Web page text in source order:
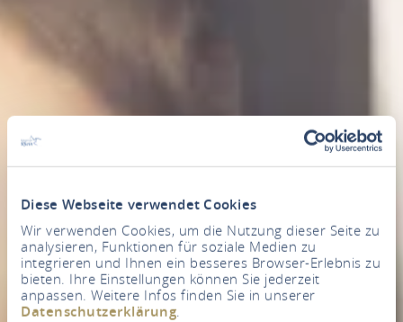
Diese Webseite verwendet Cookies
Wir verwenden Cookies, um die Nutzung dieser Seite zu
analysieren, Funktionen für soziale Medien zu
integrieren und Ihnen ein besseres Browser-Erlebnis zu
bieten. Ihre Einstellungen können Sie jederzeit
anpassen. Weitere Infos finden Sie in unserer
Datenschutzerklärung.